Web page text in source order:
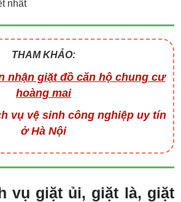
nhất
THAM KHẢO:
nhận giặt đồ căn hộ chung cư
hoàng mai
vụ vệ sinh công nghiệp uy tín
ở Hà Nội
vụ giặt ủi, giặt là, giặt